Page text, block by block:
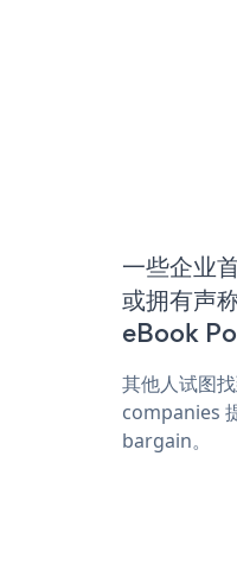
一些企业
或拥有声
eBook
其他人试图
companies
bargain。